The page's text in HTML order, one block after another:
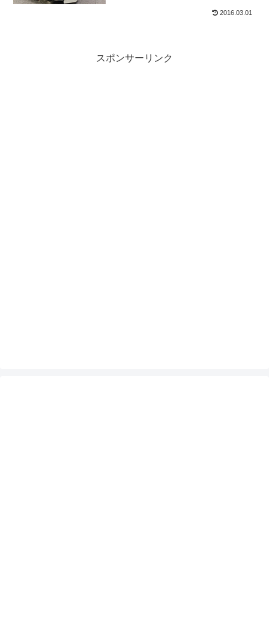
2016.03.01
スポンサーリンク